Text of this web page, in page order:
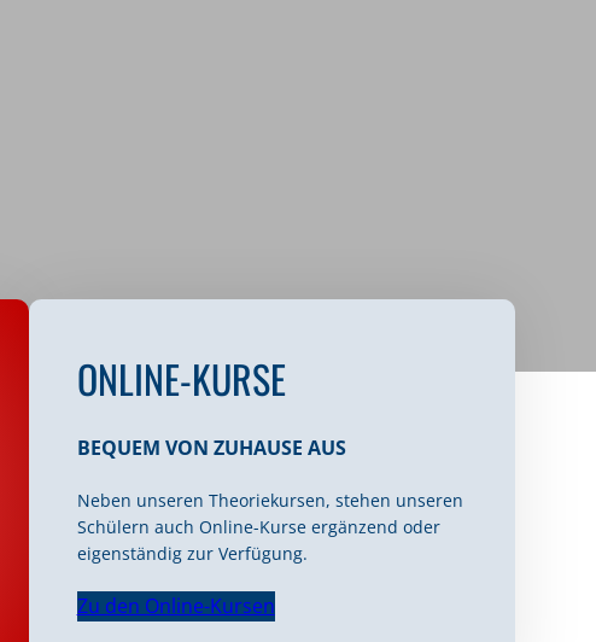
ONLINE-KURSE
BEQUEM VON ZUHAUSE AUS
Neben unseren Theoriekursen, stehen unseren
Schülern auch Online-Kurse ergänzend oder
eigenständig zur Verfügung.
Zu den Online-Kursen